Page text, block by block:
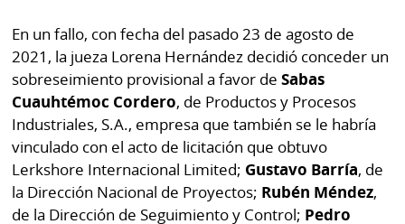
OTROS
SITIOS
Metro
por
Metro
Tienda
Panamá
Mi
Diario
Ellas
Club
En un fallo, con fecha del pasado 23 de agosto de
2021, la jueza Lorena Hernández decidió conceder un
sobreseimiento provisional a favor deSabas
Cuauhtémoc Cordero, de Productos y Procesos
Industriales, S.A., empresa que también se le habría
vinculado con el acto de licitación que obtuvo
Lerkshore Internacional Limited; Gustavo Barría, de
la Dirección Nacional de Proyectos; Rubén Méndez,
de la Dirección de Seguimiento y Control; Pedro